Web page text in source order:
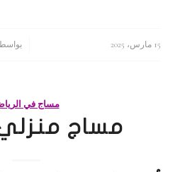
15 مارس، 2025
مساج في
مساج منزلي